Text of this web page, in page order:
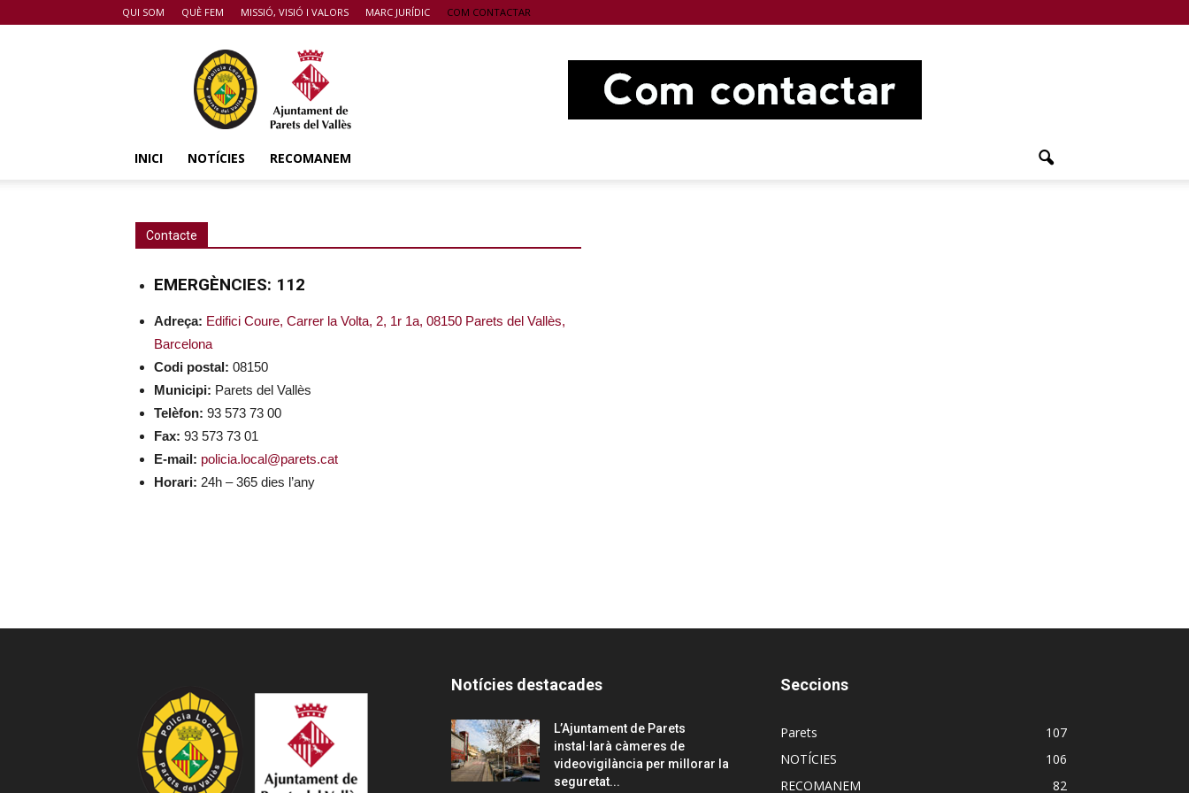
QUI SOM QUÈ FEM MISSIÓ, VISIÓ I VALORS MARC JURÍDIC COM CONTACTAR
POLICIA
PARETS
VALLÈS
INICI NOTÍCIES RECOMANEM
Contacte
EMERGÈNCIES: 112
Adreça: Edifici Coure, Carrer la Volta, 2, 1r 1a, 08150 Parets del Vallès,
Barcelona
Codi postal: 08150
Municipi: Parets del Vallès
Telèfon: 93 573 73 00
Fax: 93 573 73 01
E-mail: policia.local@parets.cat
Horari: 24h – 365 dies l’any
Notícies destacades
L’Ajuntament de Parets
instal·larà càmeres de
videovigilància per millorar la
seguretat...
Seccions
Parets
107
NOTÍCIES
106
RECOMANEM
82